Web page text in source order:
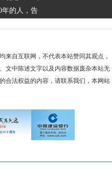
年的人，告
来自互联网，不代表本站赞同其观点，
文中陈述文字以及内容数据庞杂本站无
合法权益的内容，请联系我们，本网站